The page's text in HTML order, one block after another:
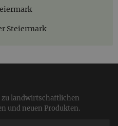
Steiermark
landwirtschaftlichen
und neuen Produkten.